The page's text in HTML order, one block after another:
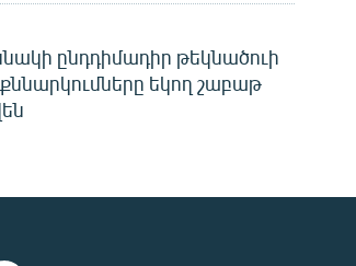
ընդդիմադիր թեկնածուի
եկող շաբաթ